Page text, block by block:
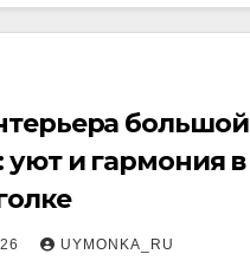
большой
уют и гармония в
UYMONKA_RU